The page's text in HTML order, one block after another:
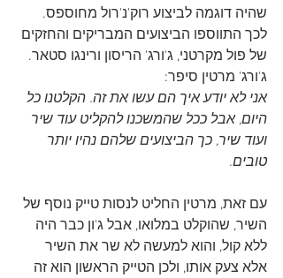
שהיה דוגמה לביצוע רוק'נ'רול מחוספס.
לכך התווספו הביצועים המבריקים והחזקים
של פול מקרטני, ג'ורג' הריסון ורינגו סטאר.
ג'ורג' מרטין סיפר:
אני לא יודע איך הם עשו את זה. הקלטנו כל
היום, אבל ככל שהמשכנו להקליט עוד שיר
ועוד שיר, כך הביצועים שלהם נהיו יותר
טובים.
עם זאת, מרטין החליט לנסות טייק נוסף של
השיר, שהוקלט במלואו, אבל ג'ון כבר היה
ללא קול, והוא למעשה לא שר את השיר
אלא צעק אותו, ולכן הטייק הראשון הוא זה